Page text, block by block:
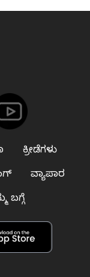
ಕ್ರೀಡೆಗಳು
ವ್ಯಾಪಾರ
ಬಗ್ಗೆ